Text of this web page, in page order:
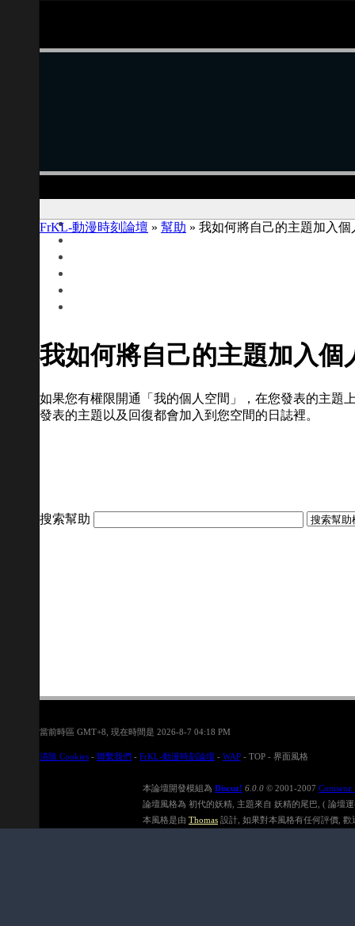
FrKL-動漫時刻論壇 » 幫助 » 我如何將自己的主題加入個
我如何將自己的主題加入個
如果您有權限開通「我的個人空間」，在您發表的主題
發表的主題以及回復都會加入到您空間的日誌裡。
搜索幫助
當前時區 GMT+8, 現在時間是 2026-8-7 04:18 PM
清除 Cookies - 聯繫我們 - FrKL-動漫時刻論壇 - WAP - TOP - 界面風格
本論壇開發模組為 Discuz! 6.0.0 © 2001-2007 Comsenz
論壇風格為 初代的妖精, 主題來自 妖精的尾巴, ( 論壇
本風格是由 Thomas 設計, 如果對本風格有任何評價,